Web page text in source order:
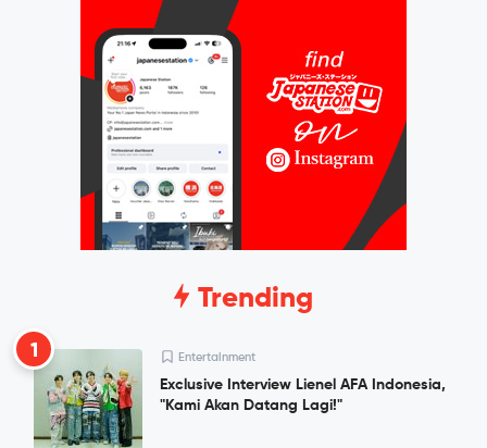
Trending
1 Entertainment
Exclusive Interview Lienel AFA Indonesia,
"Kami Akan Datang Lagi!"